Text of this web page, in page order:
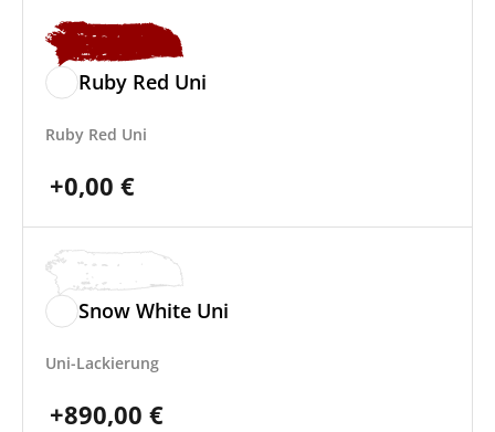
Ruby Red Uni
Ruby Red Uni
+0,00 €
Snow White Uni
Uni-Lackierung
+890,00 €